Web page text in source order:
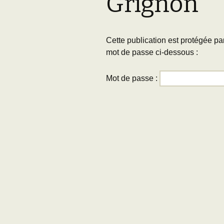
Adhésion
Documents (accès
restreint)
Cette publication est protégée
mot de passe ci-dessous :
Mot de passe :